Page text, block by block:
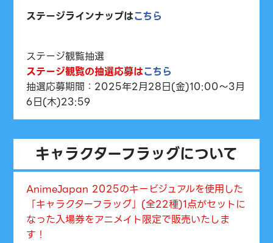
ステージラインナップはこちら
ステージ観覧抽選
ステージ観覧の抽選応募はこちら
抽選応募期間：2025年2月28日(金)10:00～3月
6日(木)23:59
キャラクターフラッグについて
AnimeJapan 2025のキービジュアルを使用した
「キャラクターフラッグ」(全22種)1点がセットに
なった入場券をアニメイト限定で販売いたしま
す！